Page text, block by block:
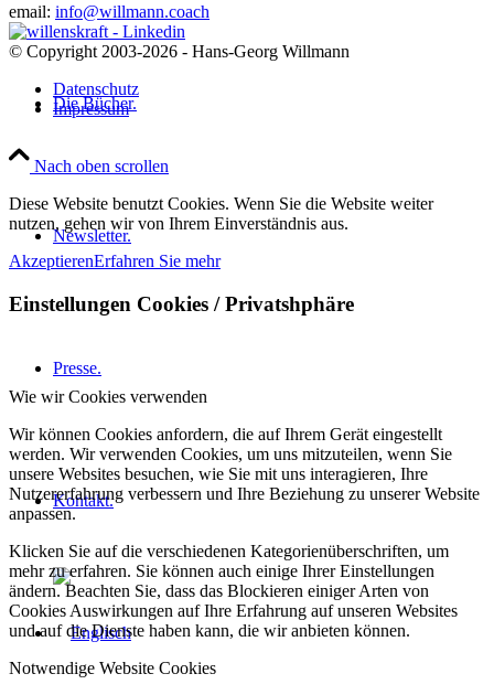
Die Bücher.
Newsletter.
Presse.
Kontakt.
email: info@willmann.coach
© Copyright 2003-2026 - Hans-Georg Willmann
Datenschutz
Impressum
Nach oben scrollen
Diese Website benutzt Cookies. Wenn Sie die Website weiter
nutzen, gehen wir von Ihrem Einverständnis aus.
AkzeptierenErfahren Sie mehr
Einstellungen Cookies / Privatshphäre
Wie wir Cookies verwenden
Wir können Cookies anfordern, die auf Ihrem Gerät eingestellt
werden. Wir verwenden Cookies, um uns mitzuteilen, wenn Sie
unsere Websites besuchen, wie Sie mit uns interagieren, Ihre
Nutzererfahrung verbessern und Ihre Beziehung zu unserer Website
anpassen.
Klicken Sie auf die verschiedenen Kategorienüberschriften, um
mehr zu erfahren. Sie können auch einige Ihrer Einstellungen
ändern. Beachten Sie, dass das Blockieren einiger Arten von
Cookies Auswirkungen auf Ihre Erfahrung auf unseren Websites
und auf die Dienste haben kann, die wir anbieten können.
Notwendige Website Cookies